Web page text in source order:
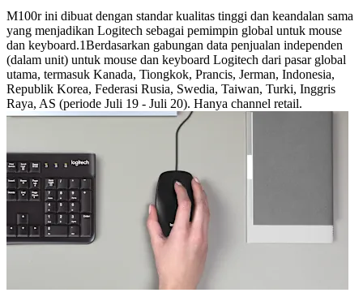
M100r ini dibuat dengan standar kualitas tinggi dan keandalan sama
yang menjadikan Logitech sebagai pemimpin global untuk mouse
dan keyboard.1Berdasarkan gabungan data penjualan independen
(dalam unit) untuk mouse dan keyboard Logitech dari pasar global
utama, termasuk Kanada, Tiongkok, Prancis, Jerman, Indonesia,
Republik Korea, Federasi Rusia, Swedia, Taiwan, Turki, Inggris
Raya, AS (periode Juli 19 - Juli 20). Hanya channel retail.